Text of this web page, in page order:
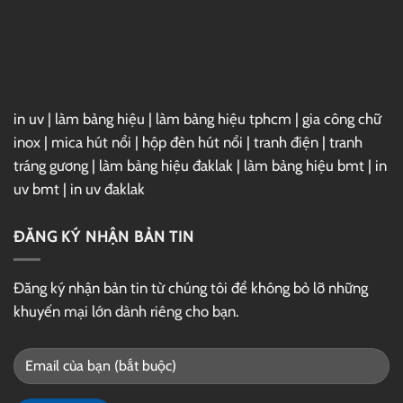
in uv | làm bảng hiệu | làm bảng hiệu tphcm | gia công chữ
inox | mica hút nổi | hộp đèn hút nổi | tranh điện | tranh
tráng gương | làm bảng hiệu đaklak | làm bảng hiệu bmt | in
uv bmt | in uv đaklak
ĐĂNG KÝ NHẬN BẢN TIN
Đăng ký nhận bản tin từ chúng tôi để không bỏ lỡ những
khuyến mại lớn dành riêng cho bạn.